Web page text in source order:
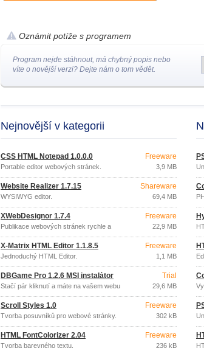
Oznámit potíže s programem
Program nejde stáhnout, má chybný popis nebo
víte o novější verzi? Dejte nám o tom vědět.
Nejnovější v kategorii
CSS HTML Notepad 1.0.0.0
Portable editor webových stránek.
Freeware
3,9 MB
Website Realizer 1.7.15
WYSIWYG editor.
Shareware
69,4 MB
XWebDesignor 1.7.4
Publikace webových stránek rychle a
Freeware
22,9 MB
X-Matrix HTML Editor 1.1.8.5
Jednoduchý HTML Editor.
Freeware
1,1 MB
DBGame Pro 1.2.6 MSI instalátor
Stačí pár kliknutí a máte na vašem webu
Trial
29,6 MB
Scroll Styles 1.0
Tvorba posuvníků pro webové stránky.
Freeware
302 kB
HTML FontColorizer 2.04
Tvorba barevného textu.
Freeware
236 kB